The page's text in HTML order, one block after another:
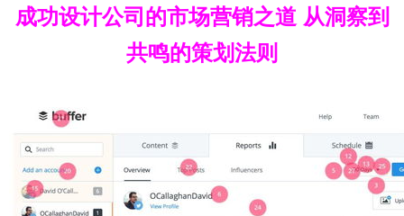
成功设计公司的市场营销之道 从洞察到
共鸣的策划法则